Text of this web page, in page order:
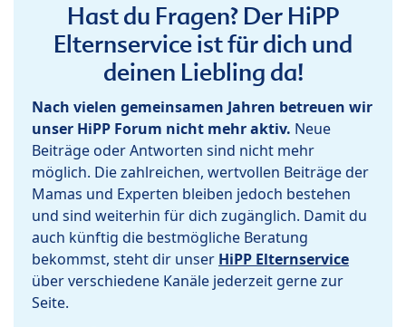
Hast du Fragen? Der HiPP
Elternservice ist für dich und
deinen Liebling da!
Nach vielen gemeinsamen Jahren betreuen wir
unser HiPP Forum nicht mehr aktiv. Neue
Beiträge oder Antworten sind nicht mehr
möglich. Die zahlreichen, wertvollen Beiträge der
Mamas und Experten bleiben jedoch bestehen
und sind weiterhin für dich zugänglich. Damit du
auch künftig die bestmögliche Beratung
bekommst, steht dir unser HiPP Elternservice
über verschiedene Kanäle jederzeit gerne zur
Seite.